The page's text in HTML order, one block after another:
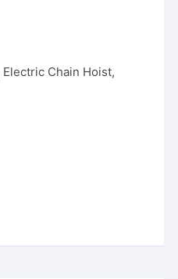
Electric Chain Hoist,